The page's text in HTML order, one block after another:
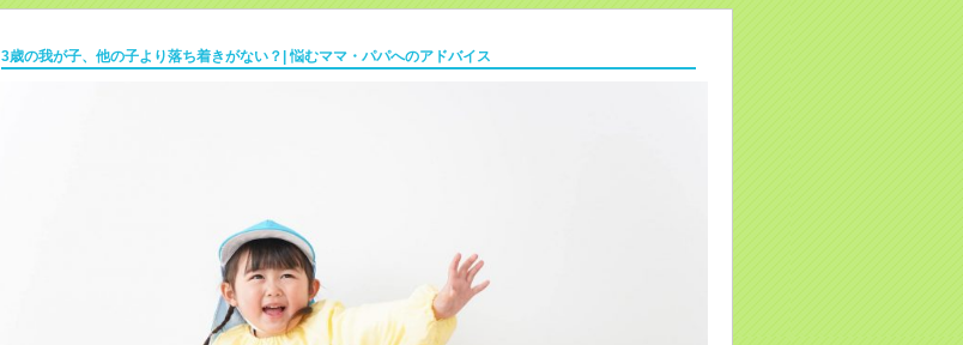
3歳の我が子、他の子より落ち着きがない？| 悩むママ・パパへのアドバイス